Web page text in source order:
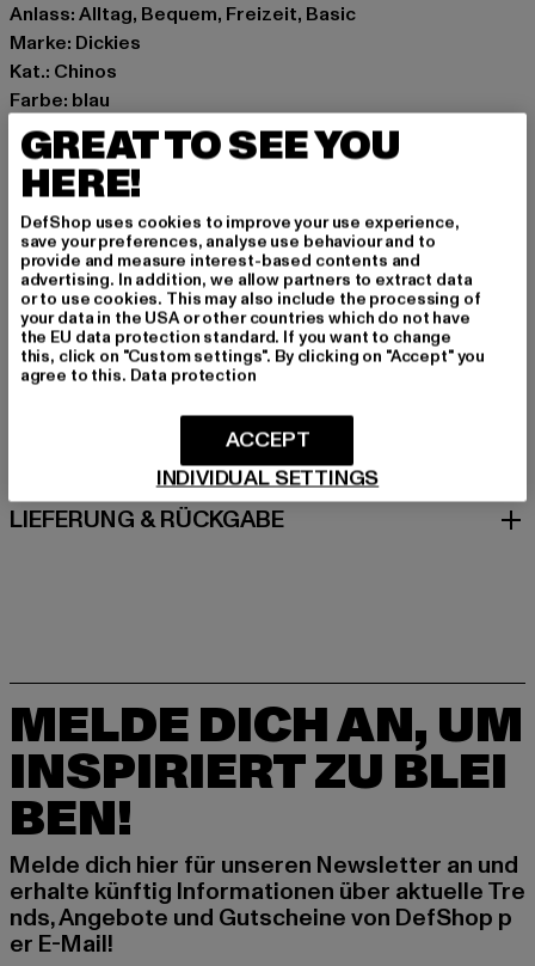
Anlass: Alltag, Bequem, Freizeit, Basic
Marke: Dickies
Kat.: Chinos
Farbe: blau
Hersteller Farbe: dark navy
Materialzusammensetzung: 65% Polyester, 35%
Baumwolle
Art.Nr: 0A4XK6DNX1-00470
Hersteller: VF International SAGL |
dickieslife_shop_de@vfc.com
Via Laveggio 5 | 6855 Stabio | CH
GRÖSSE & PASSFORM
PFLEGEHINWEISE
LIEFERUNG & RÜCKGABE
MELDE DICH AN, UM
INSPIRIERT ZU BLEI
BEN!
Melde dich hier für unseren Newsletter an und
erhalte künftig Informationen über aktuelle Tre
nds, Angebote und Gutscheine von DefShop p
er E-Mail!
GREAT TO SEE YOU
HERE!
DefShop uses cookies to improve your use experience,
save your preferences, analyse use behaviour and to
provide and measure interest-based contents and
advertising. In addition, we allow partners to extract data
or to use cookies. This may also include the processing of
your data in the USA or other countries which do not have
the EU data protection standard. If you want to change
this, click on "Custom settings". By clicking on "Accept" you
agree to this. Data protection
INDIVIDUAL SETTINGS
ACCEPT